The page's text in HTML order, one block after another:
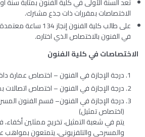
الاختصاصات بمقررات ذات جذع مشترك.
على طالب كلية الفنون
في الفنون بالاختصاص الذي اختاره.
الاختصاصات في كلية الفنون
درجة الإجازة في الفنون – اختصاص عمارة
درجة الإجازة في الفنون – اختصاص اتصالات
درجة الإجازة في الفنون– قسم الفنون
(اختصاص تمثيل)
يتم في شعبة التمثيل، تخريج ممثلين أكفاء،
والمسرحي والتلفزيوني، يتمتعون بمواهب